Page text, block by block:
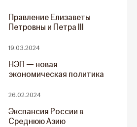
Правление Елизаветы
Петровны и Петра III
19.03.2024
НЭП — новая
экономическая политика
26.02.2024
Экспансия России в
Среднюю Азию